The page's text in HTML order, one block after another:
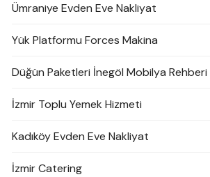
Ümraniye Evden Eve Nakliyat
Yük Platformu Forces Makina
Düğün Paketleri İnegöl Mobilya Rehberi
İzmir Toplu Yemek Hizmeti
Kadıköy Evden Eve Nakliyat
İzmir Catering